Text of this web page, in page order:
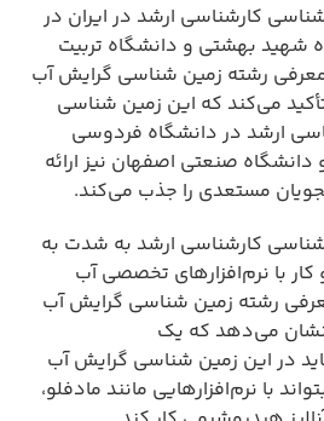
کارشناسی ارشد در ایران در
شهید بهشتی و دانشگاه تربیت
رشته زمین شناسی گرایش آب
می‌کند که این زمین شناسی
ارشد در دانشگاه فردوسی
صنعتی اصفهان نیز ارائه
مستعدی را جذب می‌کند.
کارشناسی ارشد به شدت به
با نرم‌افزارهای تخصصی آب
رشته زمین شناسی گرایش آب
می‌دهد که یک
در این زمین شناسی گرایش آب
با نرم‌افزارهایی مانند مادفلو،